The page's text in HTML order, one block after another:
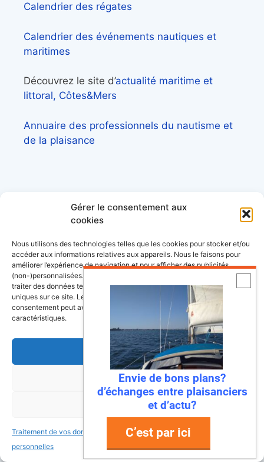
Gérer le consentement aux
cookies
Nous utilisons des technologies telles que les cookies pour stocker et/ou
accéder aux informations relatives aux appareils. Nous le faisons pour
améliorer l’expérience de navigation et pour afficher des publicités
(non-)personnalisées. Consentir à ces technologies nous autorisera à
traiter des données telles que le comportement de navigation ou les ID
uniques sur ce site. Le fait de ne pas consentir ou de retirer son
consentement peut avoir un effet négatif sur certaines fonctonnalités et
caractéristiques.
Accepter
Refuser
Voir les préférences
Traitement de vos données
personnelles
Traitement de vos données
personnelles
Calendrier des régates
Calendrier des événements nautiques et
maritimes
Découvrez le site d’actualité maritime et
littoral, Côtes&Mers
Annuaire des professionnels du nautisme et
de la plaisance
Découvrez nos dossiers
Lexique de la mer et des bateaux
L’almanach du plaisancier
Lexique du nautisme anglais/français
Quelle assurance bateau choisir? le guide
Le guide de la location de bateau
Le guide d’achat d’un bateau
Le guide de la croisière et la sortie en mer
Envie de bons plans?
d’échanges entre plaisanciers
et d’actu?
C’est par ici